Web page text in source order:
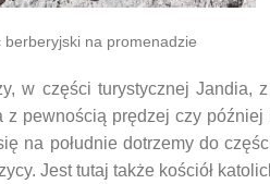
berberyjski na promenadzie
w części turystycznej Jandia,
z pewnością prędzej czy
na południe dotrzemy do
Jest tutaj także kościół